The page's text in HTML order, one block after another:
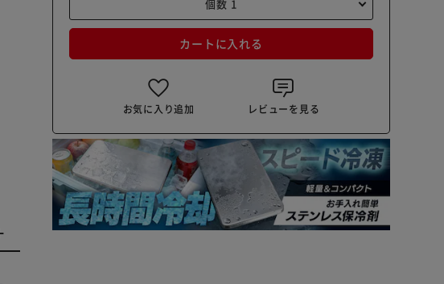
カートに入れる
お気に入り追加 レビューを見る